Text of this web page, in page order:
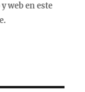
web en este